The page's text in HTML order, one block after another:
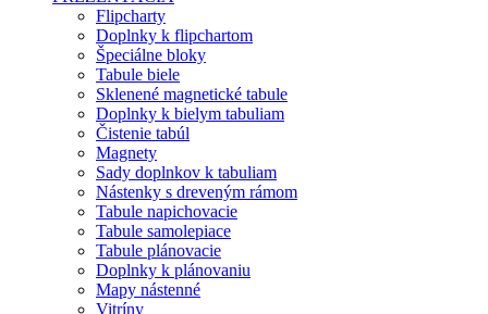
Flipcharty
Doplnky k flipchartom
Špeciálne bloky
Tabule biele
Sklenené magnetické tabule
Doplnky k bielym tabuliam
Čistenie tabúl
Magnety
Sady doplnkov k tabuliam
Nástenky s dreveným rámom
Tabule napichovacie
Tabule samolepiace
Tabule plánovacie
Doplnky k plánovaniu
Mapy nástenné
Vitríny